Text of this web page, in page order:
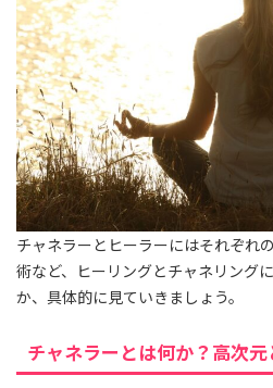
チャネラーとヒーラーにはそれぞれ
術など、ヒーリングとチャネリング
か、具体的に見ていきましょう。
チャネラーとは何か？高次